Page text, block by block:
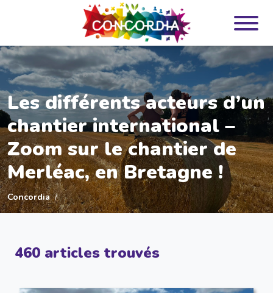
Les différents acteurs d’un
chantier international –
Zoom sur le chantier de
Merléac, en Bretagne !
Concordia
460 articles trouvés
Panneau de gestion des cookies